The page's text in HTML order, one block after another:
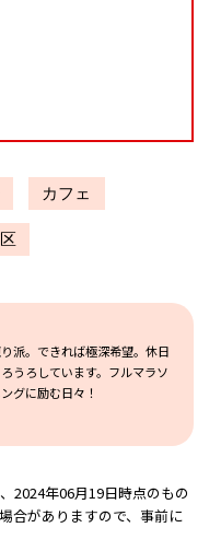
カフェ
派。できれば極深希望。休日
うろしています。フルマラソ
グに励む日々！
2024年06月19日時点のもの
合がありますので、事前に